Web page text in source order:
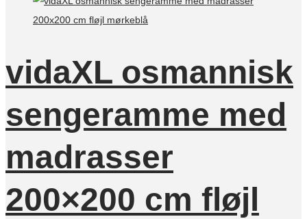
vidaXL osmannisk
sengeramme med
madrasser
200×200 cm fløjl